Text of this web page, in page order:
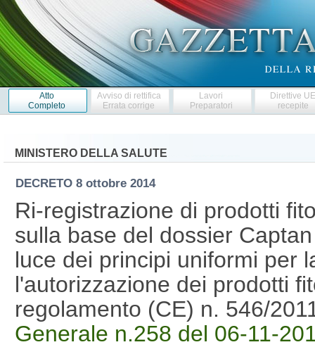
Atto
Completo
Avviso di rettifica
Errata corrige
Lavori
Preparatori
Direttive
recepite
MINISTERO DELLA SALUTE
DECRETO 8 ottobre 2014
Ri-registrazione di prodotti
sulla base del dossier
luce dei principi uniformi per
l'autorizzazione dei prodotti
regolamento (CE) n. 546/
Generale n.258 del 06-11-